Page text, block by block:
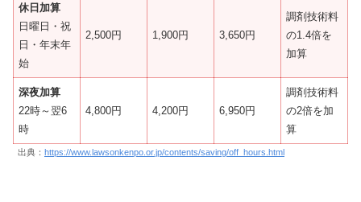
休日加算
日曜日・祝
日・年末年
始
2,500円 1,900円 3,650円
調剤技術料
の1.4倍を
加算
深夜加算
22時～翌6
時
4,800円 4,200円 6,950円
調剤技術料
の2倍を加
算
出典： https://www.lawsonkenpo.or.jp/contents/saving/off_hours.html